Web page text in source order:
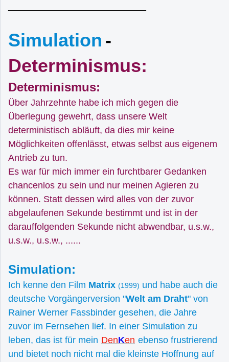
Simulation -
Determinismus:
Determinismus:
Über Jahrzehnte habe ich mich gegen die
Überlegung gewehrt, dass unsere Welt
deterministisch abläuft, da dies mir keine
Möglichkeiten offenlässt, etwas selbst aus eigenem
Antrieb zu tun.
Es war für mich immer ein furchtbarer Gedanken
chancenlos zu sein und nur meinen Agieren zu
können. Statt dessen wird alles von der zuvor
abgelaufenen Sekunde bestimmt und ist in der
darauffolgenden Sekunde nicht abwendbar, u.s.w.,
u.s.w., u.s.w., ......
Simulation:
Ich kenne den Film Matrix (1999) und habe auch die
deutsche Vorgängerversion "Welt am Draht" von
Rainer Werner Fassbinder gesehen, die Jahre
zuvor im Fernsehen lief. In einer Simulation zu
leben, das ist für mein DenKen ebenso frustrierend
und bietet noch nicht mal die kleinste Hoffnung auf